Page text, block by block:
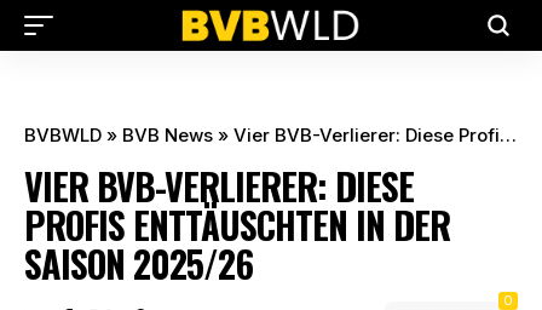
BVBWLD » BVB News » Vier BVB-Verlierer: Diese Profis enttäuschten in der Saison 2025/26
VIER BVB-VERLIERER: DIESE
PROFIS ENTTÄUSCHTEN IN DER
SAISON 2025/26
0